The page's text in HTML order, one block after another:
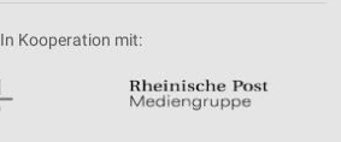
In Kooperation mit: